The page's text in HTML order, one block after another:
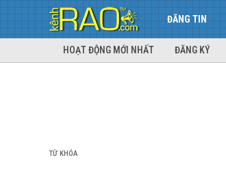
ĐĂNG TIN
HOẠT ĐỘNG MỚI NHẤT ĐĂNG KÝ
TỪ KHÓA